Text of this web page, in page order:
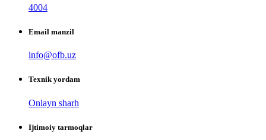
4004
Email manzil
info@ofb.uz
Texnik yordam
Onlayn sharh
Ijtimoiy tarmoqlar